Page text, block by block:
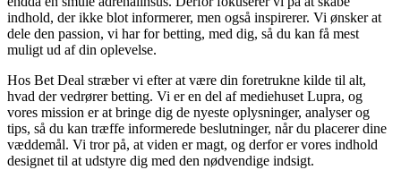
indhold, der ikke blot informerer, men også inspirerer. Vi ønsker at
dele den passion, vi har for betting, med dig, så du kan få mest
muligt ud af din oplevelse.
Hos Bet Deal stræber vi efter at være din foretrukne kilde til alt,
hvad der vedrører betting. Vi er en del af mediehuset Lupra, og
vores mission er at bringe dig de nyeste oplysninger, analyser og
tips, så du kan træffe informerede beslutninger, når du placerer dine
væddemål. Vi tror på, at viden er magt, og derfor er vores indhold
designet til at udstyre dig med den nødvendige indsigt.